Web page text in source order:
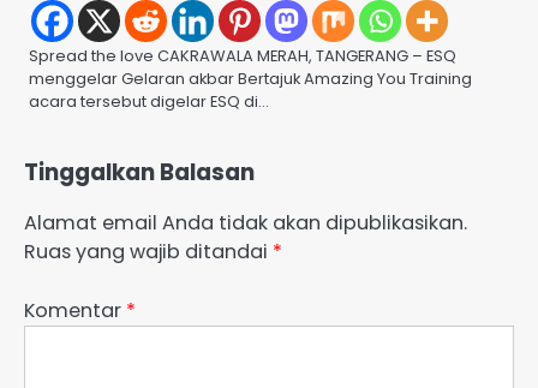
Spread the love CAKRAWALA MERAH, TANGERANG – ESQ
menggelar Gelaran akbar Bertajuk Amazing You Training
acara tersebut digelar ESQ di…
Tinggalkan Balasan
Alamat email Anda tidak akan dipublikasikan.
Ruas yang wajib ditandai *
Komentar *